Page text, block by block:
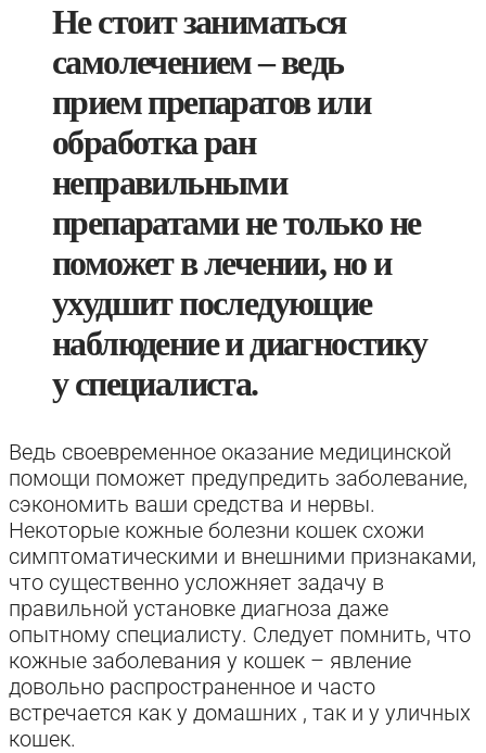
Не стоит заниматься
самолечением – ведь
прием препаратов или
обработка ран
неправильными
препаратами не только не
поможет в лечении, но и
ухудшит последующие
наблюдение и диагностику
у специалиста.
Ведь своевременное оказание медицинской
помощи поможет предупредить заболевание,
сэкономить ваши средства и нервы.
Некоторые кожные болезни кошек схожи
симптоматическими и внешними признаками,
что существенно усложняет задачу в
правильной установке диагноза даже
опытному специалисту. Следует помнить, что
кожные заболевания у кошек – явление
довольно распространенное и часто
встречается как у домашних , так и у уличных
кошек.